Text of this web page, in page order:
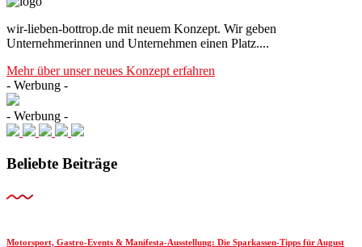
wir-lieben-bottrop.de mit neuem Konzept. Wir geben
Unternehmerinnen und Unternehmen einen Platz....
Mehr über unser neues Konzept erfahren
- Werbung -
- Werbung -
Beliebte Beiträge
Motorsport, Gastro-Events & Manifesta-Ausstellung: Die Sparkassen-Tipps für August